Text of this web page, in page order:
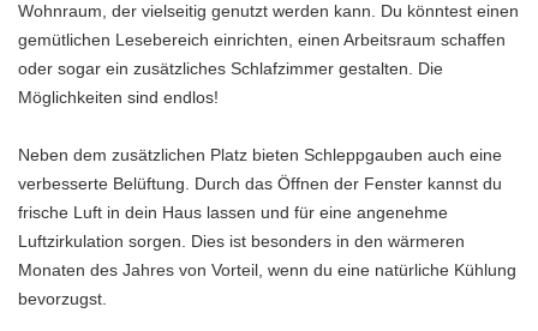
Wohnraum, der vielseitig genutzt werden kann. Du könntest einen
gemütlichen Lesebereich einrichten, einen Arbeitsraum schaffen
oder sogar ein zusätzliches Schlafzimmer gestalten. Die
Möglichkeiten sind endlos!
Neben dem zusätzlichen Platz bieten Schleppgauben auch eine
verbesserte Belüftung. Durch das Öffnen der Fenster kannst du
frische Luft in dein Haus lassen und für eine angenehme
Luftzirkulation sorgen. Dies ist besonders in den wärmeren
Monaten des Jahres von Vorteil, wenn du eine natürliche Kühlung
bevorzugst.